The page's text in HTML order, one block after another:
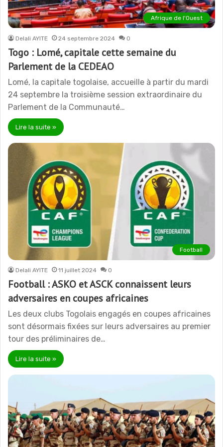
Afrique de l'Ouest
Delali AYITE 24 septembre 2024 0
Togo : Lomé, capitale cette semaine du
Parlement de la CEDEAO
Lomé, la capitale togolaise, accueille à partir du mardi
24 septembre la troisième session extraordinaire du
Parlement de la Communauté…
Lire la suite »
Football
Delali AYITE 11 juillet 2024 0
Football : ASKO et ASCK connaissent leurs
adversaires en coupes africaines
Les deux clubs Togolais engagés en coupes africaines
sont désormais fixées sur leurs adversaires au premier
tour des préliminaires de…
Lire la suite »